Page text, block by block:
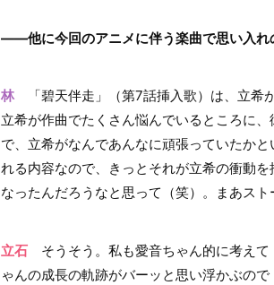
――他に今回のアニメに伴う楽曲で思い入れ
林「碧天伴走」（第7話挿入歌）は、立希
立希が作曲でたくさん悩んでいるところに
で、立希がなんであんなに頑張っていたか
れる内容なので、きっとそれが立希の衝動
なったんだろうなと思って（笑）。まあス
立石 そうそう。私も愛音ちゃん的に考えて
ゃんの成長の軌跡がバーッと思い浮かぶの